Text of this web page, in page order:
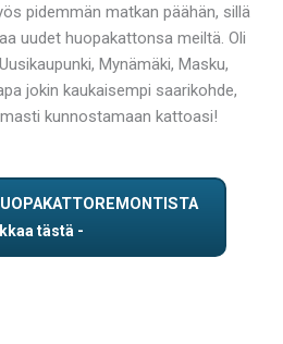
pidemmän matkan päähän, sillä
uudet huopakattonsa meiltä. Oli
Mynämäki, Masku,
jokin kaukaisempi saarikohde,
kunnostamaan kattoasi!